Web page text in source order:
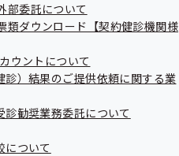
先
一
覧
サ
ブ
ニ
ュ
の
の
部委託について
類ダウンロード【契約健診機関様
ウントについて
）結果のご提供依頼に関する業
勧奨業務委託について
について
る大企業や中小企業等の法